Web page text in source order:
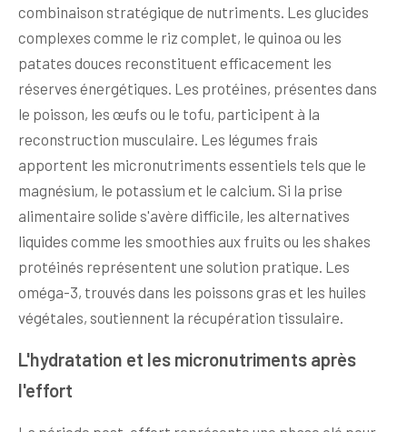
combinaison stratégique de nutriments. Les glucides
complexes comme le riz complet, le quinoa ou les
patates douces reconstituent efficacement les
réserves énergétiques. Les protéines, présentes dans
le poisson, les œufs ou le tofu, participent à la
reconstruction musculaire. Les légumes frais
apportent les micronutriments essentiels tels que le
magnésium, le potassium et le calcium. Si la prise
alimentaire solide s'avère difficile, les alternatives
liquides comme les smoothies aux fruits ou les shakes
protéinés représentent une solution pratique. Les
oméga-3, trouvés dans les poissons gras et les huiles
végétales, soutiennent la récupération tissulaire.
L'hydratation et les micronutriments après
l'effort